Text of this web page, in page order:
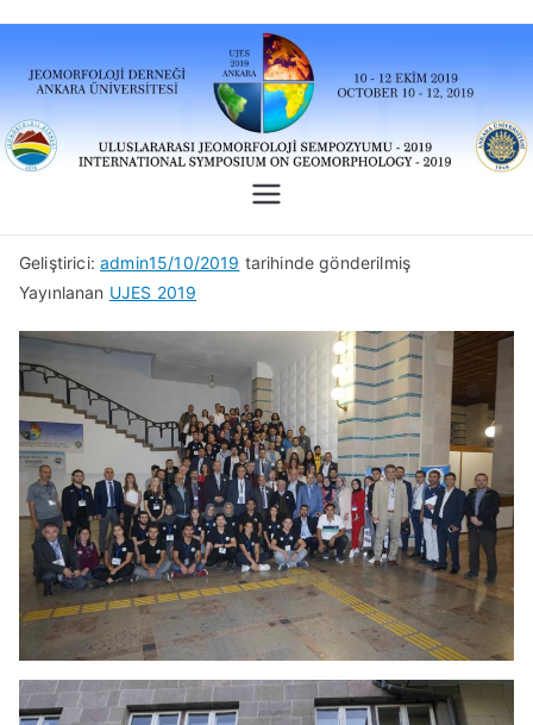
Uluslararas
ı
Jeomorfolo
ji
Sempozyu
mu
Geliştirici:admin15/10/2019 tarihinde gönderilmiş
Yayınlanan UJES 2019